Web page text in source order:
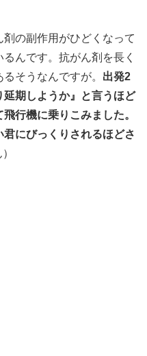
剤の副作用がひどくなって
んです。抗がん剤を長く
そうなんですが。 出発2
延期しようか』と言うほど
行機に乗りこみました。
にびっくりされるほどさ